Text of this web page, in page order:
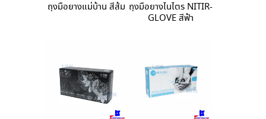
ถุงมือยางแม่บ้าน สีส้ม ถุงมือยางไนไตร NITIR-
GLOVE สีฟ้า